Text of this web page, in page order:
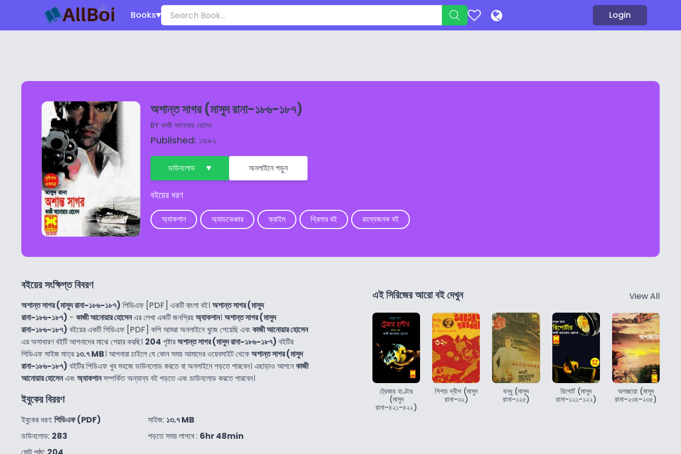
Books Login
অশান্ত সাগর (মাসুদ রানা-১৮৬-১৮৭)
BY কাজী আনোয়ার হোসেন
Published: ১৯৯২
ডাউনলোড অনলাইনে পড়ুন
বইয়ের ধরণ
অ্যাকশান অ্যাডভেঞ্চার ক্রাইম থ্রিলার বই রহস্যজনক বই
বইয়ের সংক্ষিপ্ত বিবরণ
অশান্ত সাগর (মাসুদ রানা-১৮৬-১৮৭) পিডিএফ [PDF] একটি বাংলা বই। অশান্ত সাগর (মাসুদ
রানা-১৮৬-১৮৭) - কাজী আনোয়ার হোসেনএর লেখা একটি জনপ্রিয়অ্যাকশান। অশান্ত সাগর (মাসুদ
রানা-১৮৬-১৮৭) বইয়ের একটি পিডিএফ [PDF] কপি আমরা অনলাইনে খুজে পেয়েছি এবংকাজী আনোয়ার হোসেন
এর অসাধারণ বইটি আপনাদের মাঝে শেয়ার করছি। 204 পৃষ্টারঅশান্ত সাগর (মাসুদ রানা-১৮৬-১৮৭) বইটির
পিডিএফ সাইজ মাত্র১৩.৭ MB। আপনারা চাইলে যে কোন সময় আমাদের ওয়েবসাইট থেকেঅশান্ত সাগর (মাসুদ
রানা-১৮৬-১৮৭) বইটির পিডিএফ খুব সহজে ডাউনলোড করতে বা অনলাইনে পড়তে পারবেন। এছাড়াও আপনেকাজী
আনোয়ার হোসেনএবংঅ্যাকশানসম্পর্কিত অন্যান্য বই পড়তে এবং ডাউনলোড করতে পারবেন।
ইবুকের বিররণ
ইবুকের ধরণ: পিডিএফ (PDF)
ডাউনলোড: 283
সাইজ: ১৩.৭ MB
পড়তে সময় লাগবে : 6hr 48min
এই সিরিজের আরো বই দেখুন View All
ট্রেজার হাণ্টার
(মাসুদ
রানা-৪২১-৪২২)
পিশাচ দ্বীপ (মাসুদ
রানা-৩২)
বন্ধু (মাসুদ
রানা-১২৫)
রিপোর্ট (মাসুদ
রানা-১২১-১২২)
অপচ্ছায়া (মাসুদ
রানা-২৩৪-২৩৫)